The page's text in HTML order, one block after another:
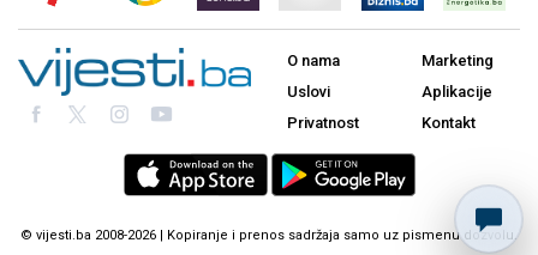
O nama
Uslovi
Privatnost
Marketing
Aplikacije
Kontakt
© vijesti.ba 2008-2026 | Kopiranje i prenos sadržaja samo uz pismenu dozvolu.